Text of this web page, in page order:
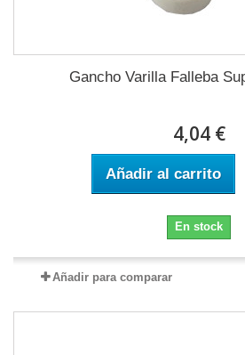
Gancho Varilla Falleba
4,04 €
Añadir al carrito
En stock
Añadir para comparar